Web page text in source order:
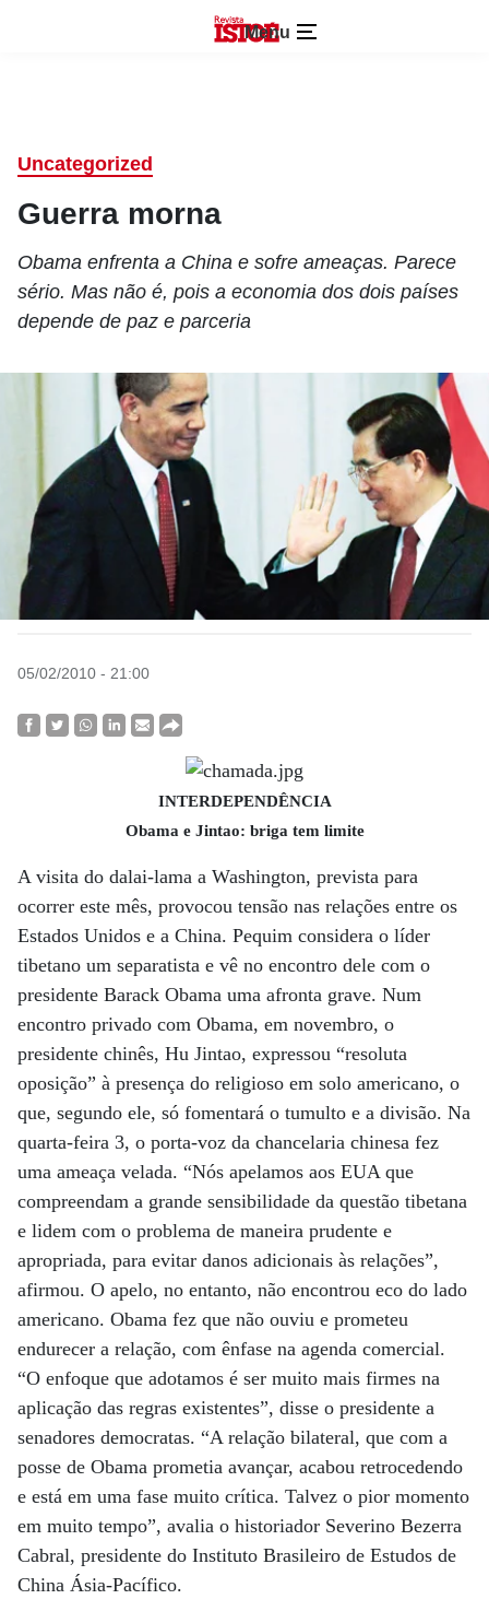
Menu
Uncategorized
Guerra morna
Obama enfrenta a China e sofre ameaças. Parece
sério. Mas não é, pois a economia dos dois países
depende de paz e parceria
05/02/2010 - 21:00
INTERDEPENDÊNCIA
Obama e Jintao: briga tem limite
A visita do dalai-lama a Washington, prevista para
ocorrer este mês, provocou tensão nas relações entre os
Estados Unidos e a China. Pequim considera o líder
tibetano um separatista e vê no encontro dele com o
presidente Barack Obama uma afronta grave. Num
encontro privado com Obama, em novembro, o
presidente chinês, Hu Jintao, expressou “resoluta
oposição” à presença do religioso em solo americano, o
que, segundo ele, só fomentará o tumulto e a divisão. Na
quarta-feira 3, o porta-voz da chancelaria chinesa fez
uma ameaça velada. “Nós apelamos aos EUA que
compreendam a grande sensibilidade da questão tibetana
e lidem com o problema de maneira prudente e
apropriada, para evitar danos adicionais às relações”,
afirmou. O apelo, no entanto, não encontrou eco do lado
americano. Obama fez que não ouviu e prometeu
endurecer a relação, com ênfase na agenda comercial.
“O enfoque que adotamos é ser muito mais firmes na
aplicação das regras existentes”, disse o presidente a
senadores democratas. “A relação bilateral, que com a
posse de Obama prometia avançar, acabou retrocedendo
e está em uma fase muito crítica. Talvez o pior momento
em muito tempo”, avalia o historiador Severino Bezerra
Cabral, presidente do Instituto Brasileiro de Estudos de
China Ásia-Pacífico.